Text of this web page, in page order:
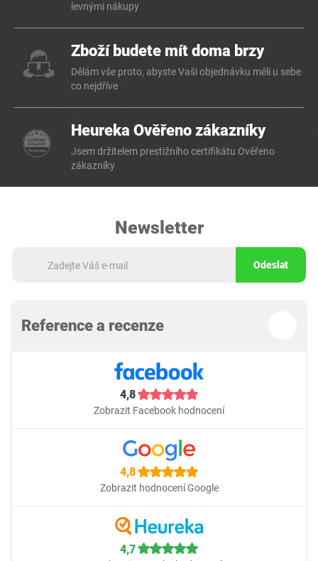
levnými nákupy
Zboží budete mít doma brzy
Dělám vše proto, abyste Vaši objednávku měli u sebe
co nejdříve
Heureka Ověřeno zákazníky
Jsem držitelem prestižního certifikátu Ověřeno
zákazníky
Newsletter
Odeslat
Reference a recenze
4,8
Zobrazit Facebook hodnocení
4,8
Zobrazit hodnocení Google
4,7